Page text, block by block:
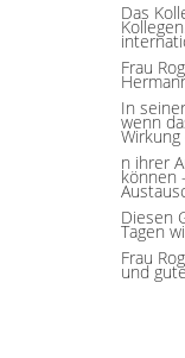
Das
Frau
In
wenn
n ihrer
können
Diesen
Tagen
Frau
und